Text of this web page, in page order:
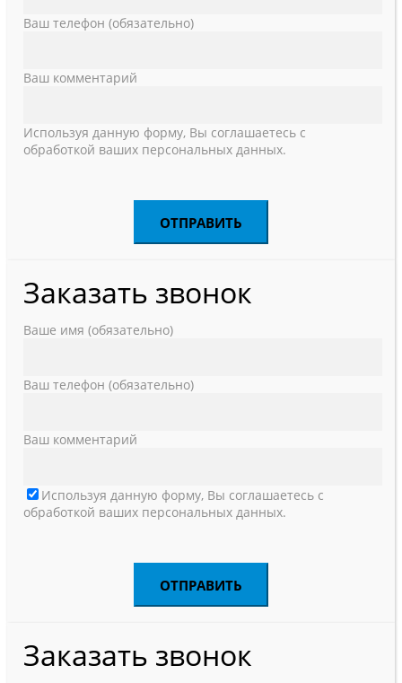
Ваш телефон (обязательно)
Ваш комментарий
Используя данную форму, Вы соглашаетесь с
обработкой ваших персональных данных.
Заказать звонок
Ваше имя (обязательно)
Ваш телефон (обязательно)
Ваш комментарий
Используя данную форму, Вы соглашаетесь с
обработкой ваших персональных данных.
Заказать звонок